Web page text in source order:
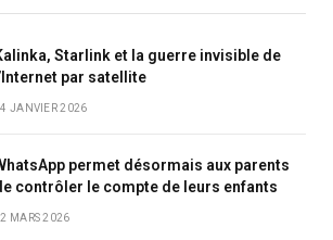
Starlink et la guerre invisible de
par satellite
JANVIER 2026
permet désormais aux parents
contrôler le compte de leurs enfants
MARS 2026